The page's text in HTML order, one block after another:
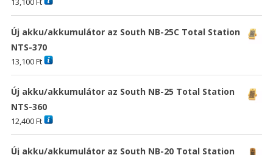
Új akku/akkumulátor az South NB-25C Total Station
NTS-370
13,100Ft
Új akku/akkumulátor az South NB-25 Total Station
NTS-360
12,400Ft
Új akku/akkumulátor az South NB-20 Total Station